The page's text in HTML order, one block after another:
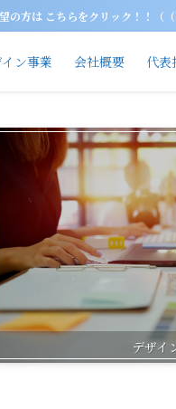
をご希望の方は
イン事業 会社概要 代表
デザイ